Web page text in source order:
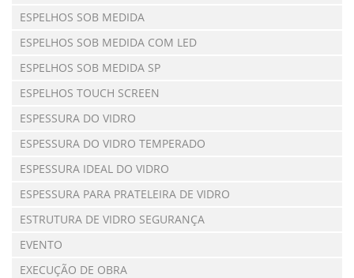
ESPELHOS SOB MEDIDA
ESPELHOS SOB MEDIDA COM LED
ESPELHOS SOB MEDIDA SP
ESPELHOS TOUCH SCREEN
ESPESSURA DO VIDRO
ESPESSURA DO VIDRO TEMPERADO
ESPESSURA IDEAL DO VIDRO
ESPESSURA PARA PRATELEIRA DE VIDRO
ESTRUTURA DE VIDRO SEGURANÇA
EVENTO
EXECUÇÃO DE OBRA